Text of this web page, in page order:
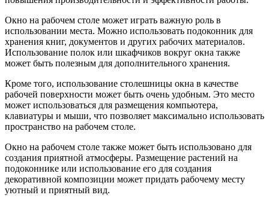
Окно на рабочем столе может играть важную роль в
использовании места. Можно использовать подоконник для
хранения книг, документов и других рабочих материалов.
Использование полок или шкафчиков вокруг окна также
может быть полезным для дополнительного хранения.
Кроме того, использование столешницы окна в качестве
рабочей поверхности может быть очень удобным. Это место
может использоваться для размещения компьютера,
клавиатуры и мыши, что позволяет максимально использовать
пространство на рабочем столе.
Окно на рабочем столе также может быть использовано для
создания приятной атмосферы. Размещение растений на
подоконнике или использование его для создания
декоративной композиции может придать рабочему месту
уютный и приятный вид.